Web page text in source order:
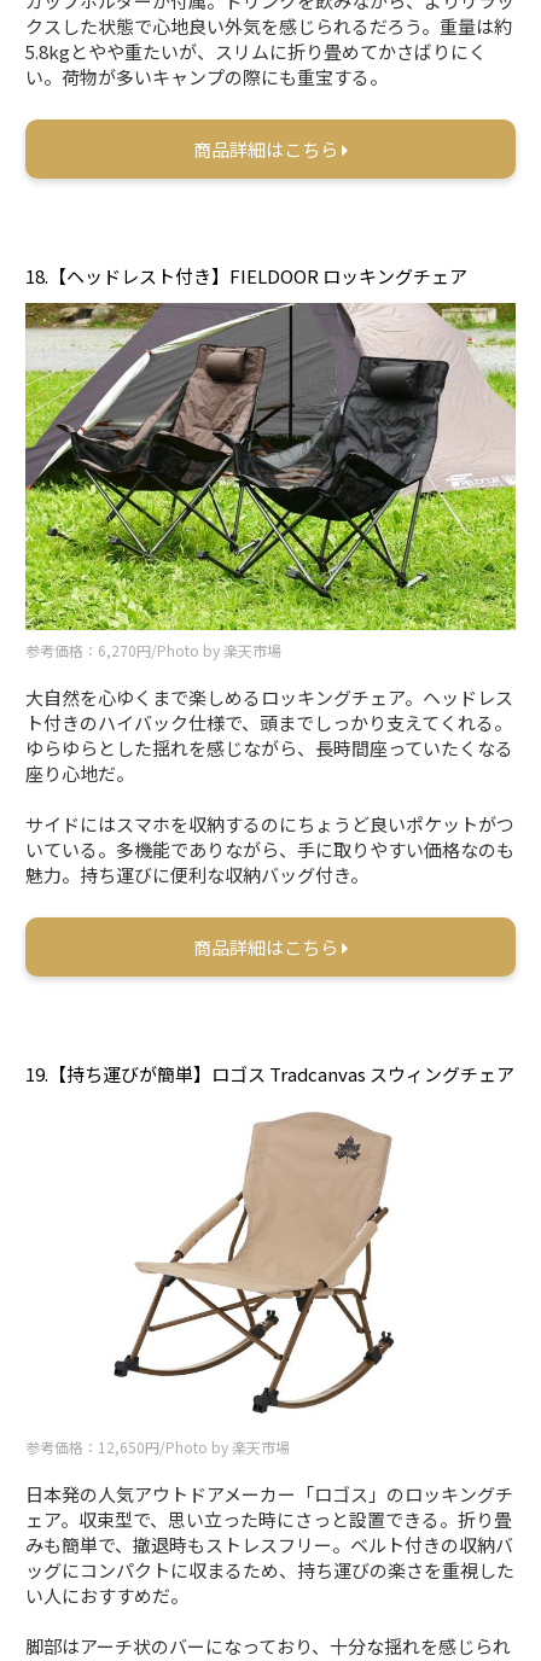
クスした状態で心地良い外気を感じられるだろう。重量は約
5.8kgとやや重たいが、スリムに折り畳めてかさばりにく
い。荷物が多いキャンプの際にも重宝する。
商品詳細はこちら
18.【ヘッドレスト付き】FIELDOOR ロッキングチェア
参考価格：6,270円/Photo by 楽天市場
大自然を心ゆくまで楽しめるロッキングチェア。ヘッドレス
ト付きのハイバック仕様で、頭までしっかり支えてくれる。
ゆらゆらとした揺れを感じながら、長時間座っていたくなる
座り心地だ。
サイドにはスマホを収納するのにちょうど良いポケットがつ
いている。多機能でありながら、手に取りやすい価格なのも
魅力。持ち運びに便利な収納バッグ付き。
商品詳細はこちら
19.【持ち運びが簡単】ロゴス Tradcanvas スウィングチェア
参考価格：12,650円/Photo by 楽天市場
日本発の人気アウトドアメーカー「ロゴス」のロッキングチ
ェア。収束型で、思い立った時にさっと設置できる。折り畳
みも簡単で、撤退時もストレスフリー。ベルト付きの収納バ
ッグにコンパクトに収まるため、持ち運びの楽さを重視した
い人におすすめだ。
脚部はアーチ状のバーになっており、十分な揺れを感じられ